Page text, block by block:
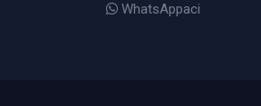
WhatsAppaci